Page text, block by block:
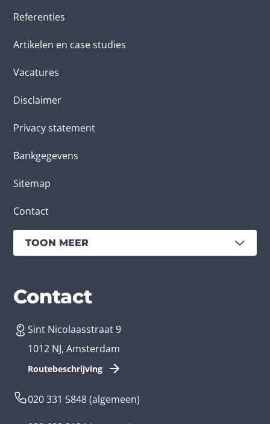
Referenties
Artikelen en case studies
Vacatures
Disclaimer
Privacy statement
Bankgegevens
Sitemap
Contact
TOON MEER
Diensten
App laten maken
Branches
Bedrijfsapp
Contact
Sint Nicolaasstraat 9
1012 NJ, Amsterdam
Routebeschrijving
020 331 5848(algemeen)